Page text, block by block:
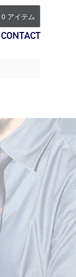
0 アイテム
CONTACT